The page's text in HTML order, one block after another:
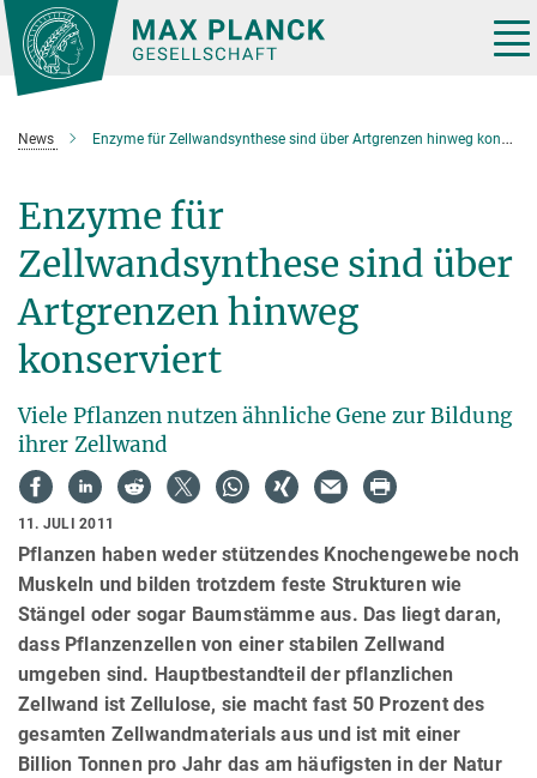
Hauptinhalt
News Enzyme für Zellwandsynthese sind über Artgrenzen hinweg konserviert
Enzyme für
Zellwandsynthese sind über
Artgrenzen hinweg
konserviert
Viele Pflanzen nutzen ähnliche Gene zur Bildung
ihrer Zellwand
11. JULI 2011
Pflanzen haben weder stützendes Knochengewebe noch
Muskeln und bilden trotzdem feste Strukturen wie
Stängel oder sogar Baumstämme aus. Das liegt daran,
dass Pflanzenzellen von einer stabilen Zellwand
umgeben sind. Hauptbestandteil der pflanzlichen
Zellwand ist Zellulose, sie macht fast 50 Prozent des
gesamten Zellwandmaterials aus und ist mit einer
Billion Tonnen pro Jahr das am häufigsten in der Natur